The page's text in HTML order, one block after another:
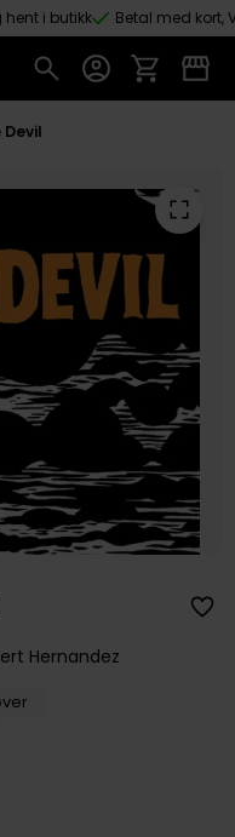
hent i butikk Betal med kort,
Devil
Hernandez